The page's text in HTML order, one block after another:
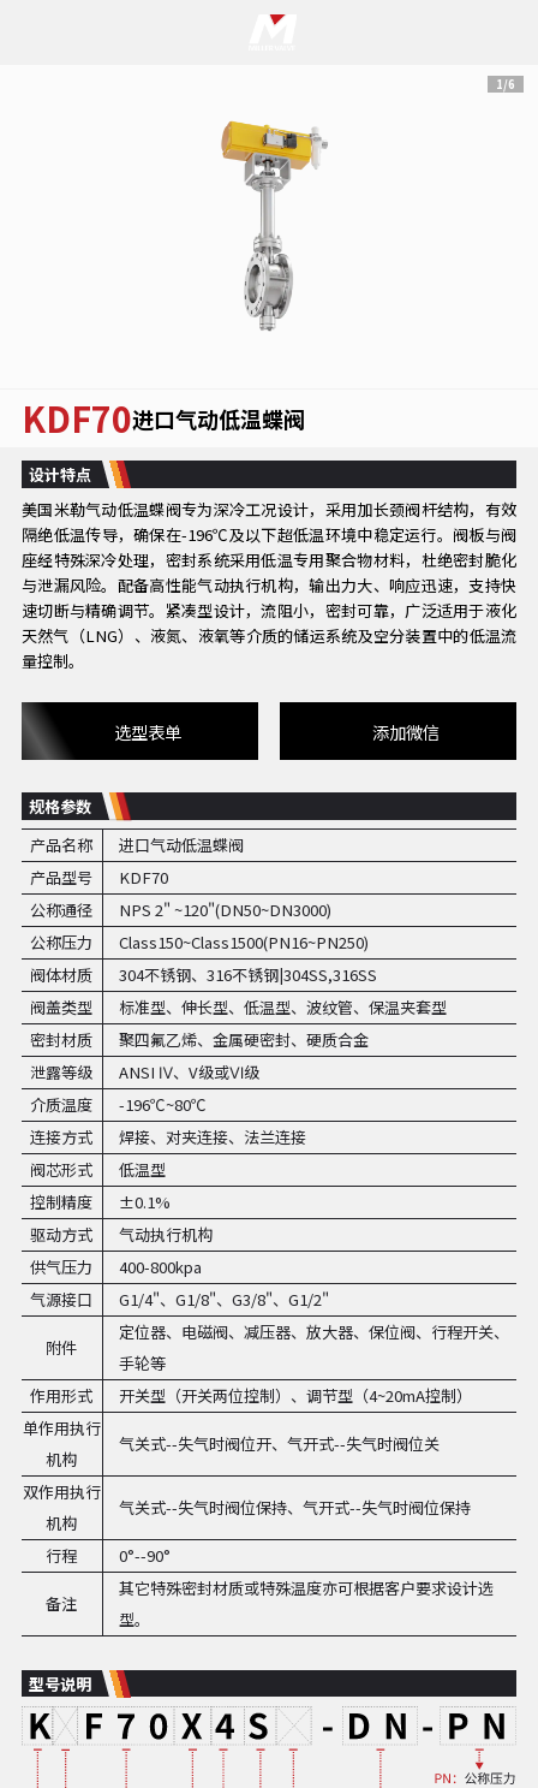
1/6
KDF70进口气动低温蝶阀
设计特点
美国米勒气动低温蝶阀专为深冷工况设计，采用加长颈阀杆结构，有效
隔绝低温传导，确保在-196℃及以下超低温环境中稳定运行。阀板与阀
座经特殊深冷处理，密封系统采用低温专用聚合物材料，杜绝密封脆化
与泄漏风险。配备高性能气动执行机构，输出力大、响应迅速，支持快
速切断与精确调节。紧凑型设计，流阻小，密封可靠，广泛适用于液化
天然气（LNG）、液氮、液氧等介质的储运系统及空分装置中的低温流
量控制。
选型表单 添加微信
规格参数
产品名称
进口气动低温蝶阀
产品型号
KDF70
公称通径
NPS 2" ~120"(DN50~DN3000)
公称压力
Class150~Class1500(PN16~PN250)
阀体材质
304不锈钢、316不锈钢|304SS,316SS
阀盖类型
标准型、伸长型、低温型、波纹管、保温夹套型
密封材质
聚四氟乙烯、金属硬密封、硬质合金
泄露等级
ANSI Ⅳ、V级或Ⅵ级
介质温度
-196℃~80℃
连接方式
焊接、对夹连接、法兰连接
阀芯形式
低温型
控制精度
±0.1%
驱动方式
气动执行机构
供气压力
400-800kpa
气源接口
G1/4"、G1/8"、G3/8"、G1/2"
附件
定位器、电磁阀、减压器、放大器、保位阀、行程开关、
手轮等
作用形式
开关型（开关两位控制）、调节型（4~20mA控制）
单作用执行
机构
气关式--失气时阀位开、气开式--失气时阀位关
双作用执行
机构
气关式--失气时阀位保持、气开式--失气时阀位保持
行程 0°--90°
备注
其它特殊密封材质或特殊温度亦可根据客户要求设计选
型。
型号说明